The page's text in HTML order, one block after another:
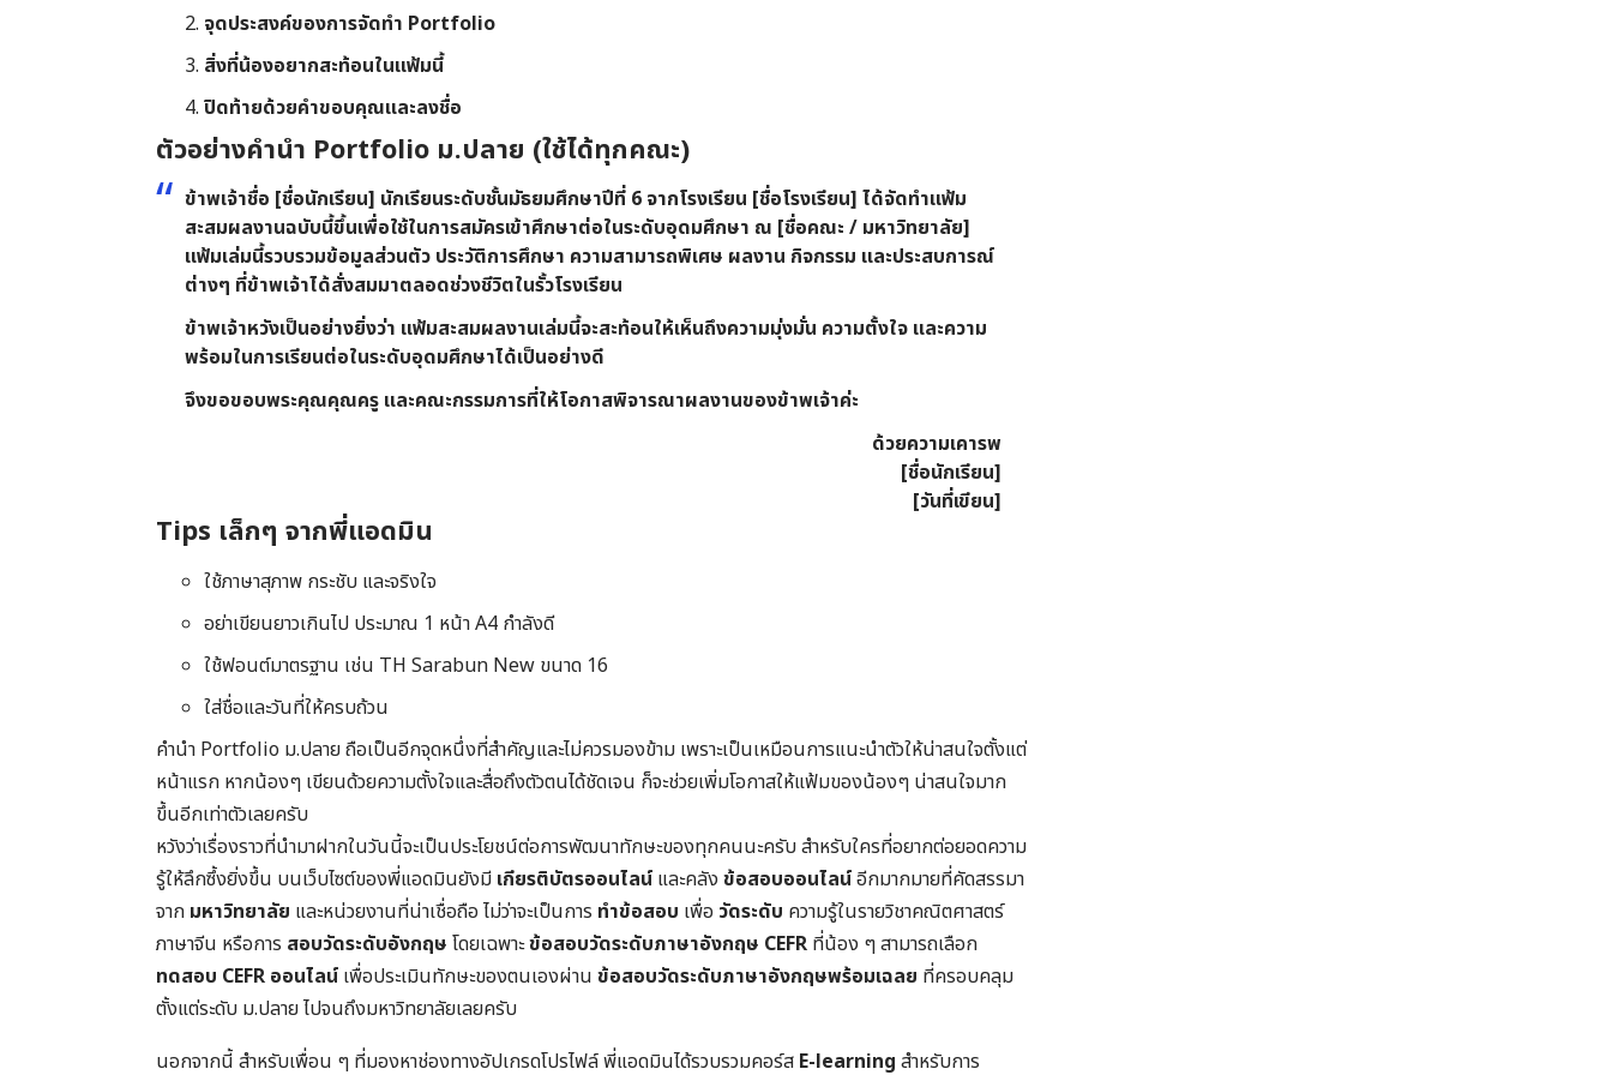
จุดประสงค์ของการจัดทำ Portfolio
สิ่งที่น้องอยากสะท้อนในแฟ้มนี้
ปิดท้ายด้วยคำขอบคุณและลงชื่อ
ตัวอย่างคำนำ Portfolio ม.ปลาย (ใช้ได้ทุกคณะ)
ข้าพเจ้าชื่อ [ชื่อนักเรียน] นักเรียนระดับชั้นมัธยมศึกษาปีที่ 6 จากโรงเรียน [ชื่อโรงเรียน] ได้จัดทำแฟ้ม
สะสมผลงานฉบับนี้ขึ้นเพื่อใช้ในการสมัครเข้าศึกษาต่อในระดับอุดมศึกษา ณ [ชื่อคณะ / มหาวิทยาลัย]
แฟ้มเล่มนี้รวบรวมข้อมูลส่วนตัว ประวัติการศึกษา ความสามารถพิเศษ ผลงาน กิจกรรม และประสบการณ์
ต่างๆ ที่ข้าพเจ้าได้สั่งสมมาตลอดช่วงชีวิตในรั้วโรงเรียน
ข้าพเจ้าหวังเป็นอย่างยิ่งว่า แฟ้มสะสมผลงานเล่มนี้จะสะท้อนให้เห็นถึงความมุ่งมั่น ความตั้งใจ และความ
พร้อมในการเรียนต่อในระดับอุดมศึกษาได้เป็นอย่างดี
จึงขอขอบพระคุณคุณครู และคณะกรรมการที่ให้โอกาสพิจารณาผลงานของข้าพเจ้าค่ะ
ด้วยความเคารพ
[ชื่อนักเรียน]
[วันที่เขียน]
Tips เล็กๆ จากพี่แอดมิน
ใช้ภาษาสุภาพ กระชับ และจริงใจ
อย่าเขียนยาวเกินไป ประมาณ 1 หน้า A4 กำลังดี
ใช้ฟอนต์มาตรฐาน เช่น TH Sarabun New ขนาด 16
ใส่ชื่อและวันที่ให้ครบถ้วน
คำนำ Portfolio ม.ปลาย ถือเป็นอีกจุดหนึ่งที่สำคัญและไม่ควรมองข้าม เพราะเป็นเหมือนการแนะนำตัวให้น่าสนใจตั้งแต่
หน้าแรก หากน้องๆ เขียนด้วยความตั้งใจและสื่อถึงตัวตนได้ชัดเจน ก็จะช่วยเพิ่มโอกาสให้แฟ้มของน้องๆ น่าสนใจมาก
ขึ้นอีกเท่าตัวเลยครับ
หวังว่าเรื่องราวที่นำมาฝากในวันนี้จะเป็นประโยชน์ต่อการพัฒนาทักษะของทุกคนนะครับ สำหรับใครที่อยากต่อยอดความ
รู้ให้ลึกซึ้งยิ่งขึ้น บนเว็บไซต์ของพี่แอดมินยังมี เกียรติบัตรออนไลน์ และคลัง ข้อสอบออนไลน์อีกมากมายที่คัดสรรมา
จาก มหาวิทยาลัย และหน่วยงานที่น่าเชื่อถือ ไม่ว่าจะเป็นการ ทำข้อสอบ เพื่อ วัดระดับ ความรู้ในรายวิชาคณิตศาสตร์
ภาษาจีน หรือการ สอบวัดระดับอังกฤษ โดยเฉพาะข้อสอบวัดระดับภาษาอังกฤษ CEFR ที่น้อง ๆ สามารถเลือก
ทดสอบ CEFR ออนไลน์ เพื่อประเมินทักษะของตนเองผ่าน ข้อสอบวัดระดับภาษาอังกฤษพร้อมเฉลย ที่ครอบคลุม
ตั้งแต่ระดับ ม.ปลาย ไปจนถึงมหาวิทยาลัยเลยครับ
นอกจากนี้ สำหรับเพื่อน ๆ ที่มองหาช่องทางอัปเกรดโปรไฟล์ พี่แอดมินได้รวบรวมคอร์ส E-learning สำหรับการ